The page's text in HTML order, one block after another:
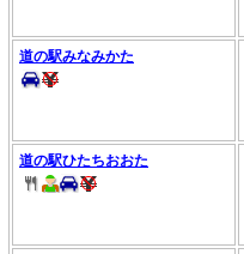
道の駅みなみかた
道の駅ひたちおおた